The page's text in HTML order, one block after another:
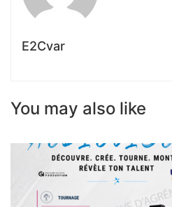
E2Cvar
You may also like